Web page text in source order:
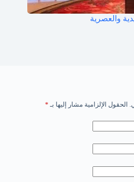
والعصرية
الحقول الإلزامية مشار إليها بـ *